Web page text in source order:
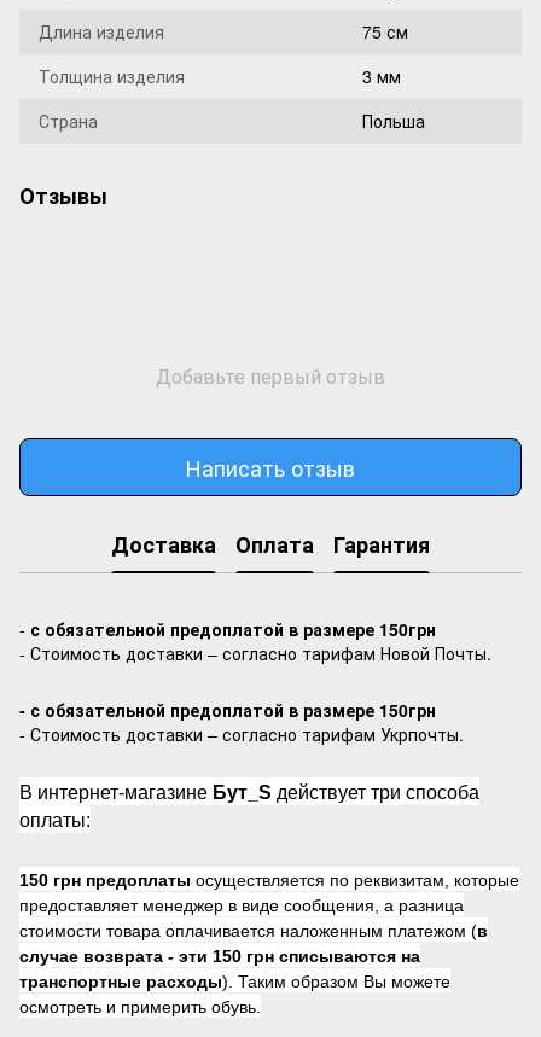
Длина изделия
75 см
Толщина изделия
3 мм
Страна
Польша
Отзывы
Добавьте первый отзыв
Написать отзыв
Доставка Оплата Гарантия
- с обязательной предоплатой в размере 150грн
- Стоимость доставки – согласно тарифам Новой Почты.
- с обязательной предоплатой в размере 150грн
- Стоимость доставки – согласно тарифам Укрпочты.
В интернет-магазине Бут_S действует три способа
оплаты:
150 грн предоплаты осуществляется по реквизитам, которые
предоставляет менеджер в виде сообщения, а разница
стоимости товара оплачивается наложенным платежом (в
случае возврата - эти 150 грн списываются на
транспортные расходы). Таким образом Вы можете
осмотреть и примерить обувь.